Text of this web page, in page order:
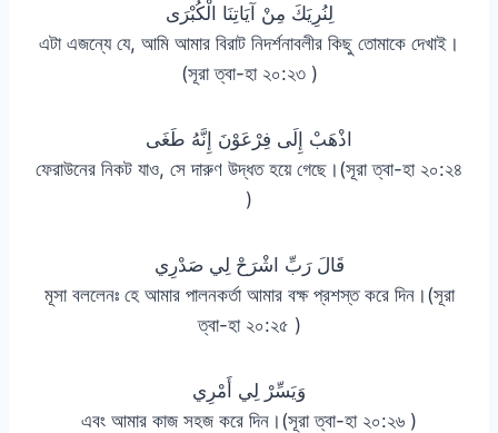
لِنُرِيَكَ مِنْ آيَاتِنَا الْكُبْرَى
এটা এজন্যে যে, আমি আমার বিরাট নিদর্শনাবলীর কিছু তোমাকে দেখাই।
(সূরা ত্বা-হা ২০:২৩ )
اذْهَبْ إِلَى فِرْعَوْنَ إِنَّهُ طَغَى
ফেরাউনের নিকট যাও, সে দারুণ উদ্ধত হয়ে গেছে।(সূরা ত্বা-হা ২০:২৪
)
قَالَ رَبِّ اشْرَحْ لِي صَدْرِي
মূসা বললেনঃ হে আমার পালনকর্তা আমার বক্ষ প্রশস্ত করে দিন।(সূরা
ত্বা-হা ২০:২৫ )
وَيَسِّرْ لِي أَمْرِي
এবং আমার কাজ সহজ করে দিন।(সূরা ত্বা-হা ২০:২৬ )